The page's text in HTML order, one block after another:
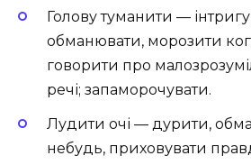
Голову туманити —
обманювати, морозити
говорити про
речі; запаморочувати.
Лудити очі — дурити,
небудь, приховувати